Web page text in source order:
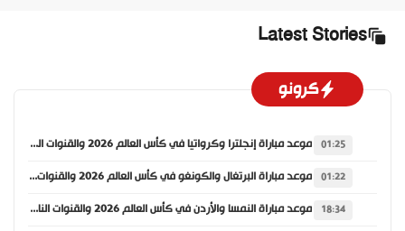
Latest Stories
كرونو
01:25 موعد مباراة إنجلترا وكرواتيا في كأس العالم 2026 والقنوات الناقلة
01:22 موعد مباراة البرتغال والكونغو في كأس العالم 2026 والقنوات الناقلة
18:34 موعد مباراة النمسا والأردن في كأس العالم 2026 والقنوات الناقلة